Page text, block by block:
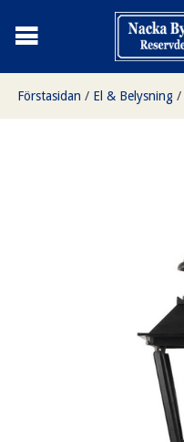
Förstasidan / El & Belysning /